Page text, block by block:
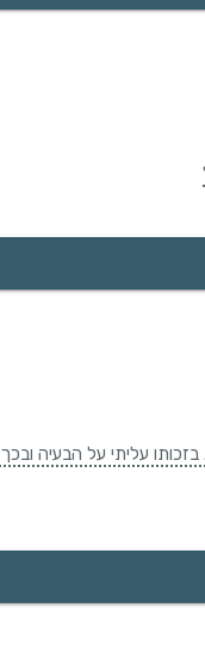
בזכותו עליתי על הבעיה